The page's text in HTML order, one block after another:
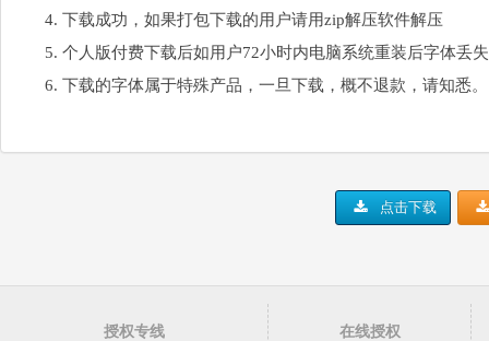
下载成功，如果打包下载的用户请用zip解压软件解压
个人版付费下载后如用户72小时内电脑系统重装后字体丢
下载的字体属于特殊产品，一旦下载，概不退款，请知悉。
点击下载
授权专线
在线授权